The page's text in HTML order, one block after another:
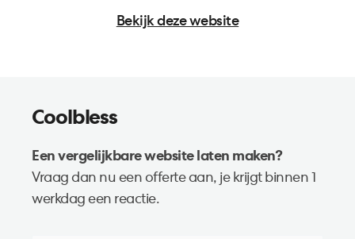
Bekijk deze website
Coolbless
Een vergelijkbare website laten maken?
Vraag dan nu een offerte aan, je krijgt binnen 1
werkdag een reactie.